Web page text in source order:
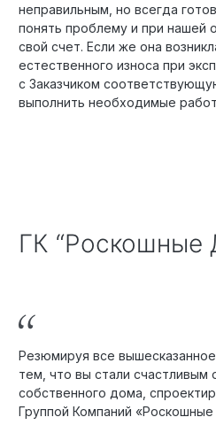
неправильным, но всегда
понять проблему и при нашей
свой счет. Если же она
естественного износа при
с Заказчиком
выполнить необходимые
ГК “Роскошные
Резюмируя все
тем, что вы стали счастливым
собственного дома,
Группой Компаний